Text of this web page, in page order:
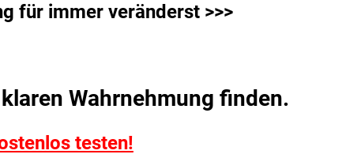
für immer veränderst >>>
Wahrnehmung finden.
testen!